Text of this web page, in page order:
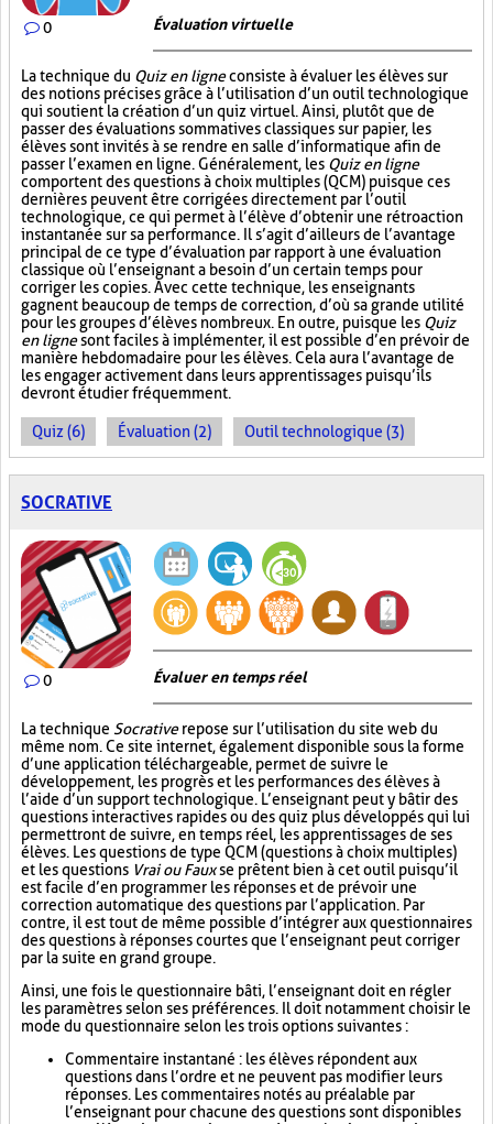
0 Évaluation virtuelle
La technique du Quiz en ligneconsiste à évaluer les élèves sur
des notions précises grâce à l’utilisation d’un outil technologique
qui soutient la création d’un quiz virtuel. Ainsi, plutôt que de
passer des évaluations sommatives classiques sur papier, les
élèves sont invités à se rendre en salle d’informatique afin de
passer l’examen en ligne. Généralement, les Quiz en ligne
comportent des questions à choix multiples (QCM) puisque ces
dernières peuvent être corrigées directement par l’outil
technologique, ce qui permet à l’élève d’obtenir une rétroaction
instantanée sur sa performance. Il s’agit d’ailleurs de l’avantage
principal de ce type d’évaluation par rapport à une évaluation
classique où l’enseignant a besoin d’un certain temps pour
corriger les copies. Avec cette technique, les enseignants
gagnent beaucoup de temps de correction, d’où sa grande utilité
pour les groupes d’élèves nombreux. En outre, puisque les Quiz
en lignesont faciles à implémenter, il est possible d’en prévoir de
manière hebdomadaire pour les élèves. Cela aura l’avantage de
les engager activement dans leurs apprentissages puisqu’ils
devront étudier fréquemment.
Quiz (6) Évaluation (2) Outil technologique (3)
SOCRATIVE
0 Évaluer en temps réel
La technique Socrativerepose sur l’utilisation du site web du
même nom. Ce site internet, également disponible sous la forme
d’une application téléchargeable, permet de suivre le
développement, les progrès et les performances des élèves à
l’aide d’un support technologique. L’enseignant peut y bâtir des
questions interactives rapides ou des quiz plus développés qui lui
permettront de suivre, en temps réel, les apprentissages de ses
élèves. Les questions de type QCM (questions à choix multiples)
et les questions Vrai ou Fauxse prêtent bien à cet outil puisqu’il
est facile d’en programmer les réponses et de prévoir une
correction automatique des questions par l’application. Par
contre, il est tout de même possible d’intégrer aux questionnaires
des questions à réponses courtes que l’enseignant peut corriger
par la suite en grand groupe.
Ainsi, une fois le questionnaire bâti, l’enseignant doit en régler
les paramètres selon ses préférences. Il doit notamment choisir le
mode du questionnaire selon les trois options suivantes :
Commentaire instantané : les élèves répondent aux
questions dans l’ordre et ne peuvent pas modifier leurs
réponses. Les commentaires notés au préalable par
l’enseignant pour chacune des questions sont disponibles